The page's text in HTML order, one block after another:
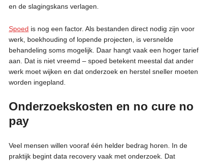
en de slagingskans verlagen.
Spoed is nog een factor. Als bestanden direct nodig zijn voor
werk, boekhouding of lopende projecten, is versnelde
behandeling soms mogelijk. Daar hangt vaak een hoger tarief
aan. Dat is niet vreemd – spoed betekent meestal dat ander
werk moet wijken en dat onderzoek en herstel sneller moeten
worden ingepland.
Onderzoekskosten en no cure no
pay
Veel mensen willen vooraf één helder bedrag horen. In de
praktijk begint data recovery vaak met onderzoek. Dat